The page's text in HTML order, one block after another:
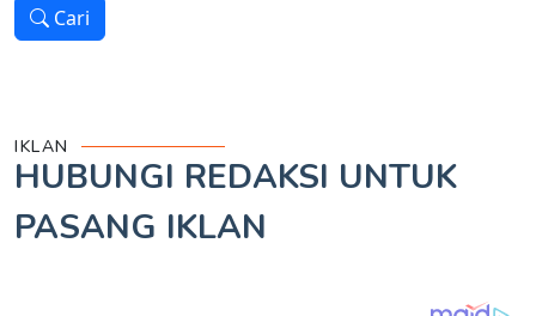
Cari
IKLAN
HUBUNGI REDAKSI UNTUK
PASANG IKLAN